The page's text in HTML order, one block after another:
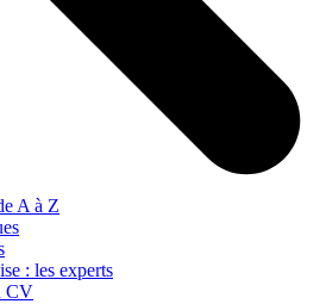
A à Z
: les experts
CV